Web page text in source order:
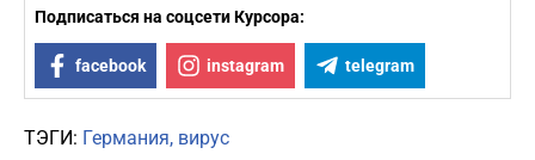
Подписаться на соцсети Курсора:
facebook instagram telegram
ТЭГИ: Германия вирус